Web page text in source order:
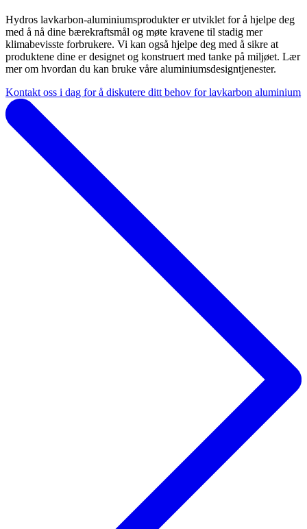
Hydros lavkarbon-aluminiumsprodukter er utviklet for å hjelpe deg
med å nå dine bærekraftsmål og møte kravene til stadig mer
klimabevisste forbrukere. Vi kan også hjelpe deg med å sikre at
produktene dine er designet og konstruert med tanke på miljøet. Lær
mer om hvordan du kan bruke våre aluminiumsdesigntjenester.
Kontakt oss i dag for å diskutere ditt behov for lavkarbon aluminium